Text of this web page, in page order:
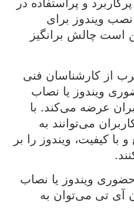
و پراستفاده در
نصب ویندوز برای
است چالش برانگیز
از کارشناسان فنی
ویندوز یا نصاب
عرضه می‌کند. با
می‌توانند به
کیفیت، ویندوز را بر
ویندوز یا نصاب
آی تی می‌توان به